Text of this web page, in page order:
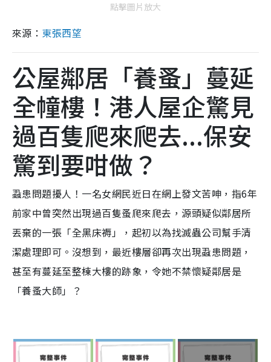
點擊圖片放大
來源： 東張西望
公屋鄰居「養蚤」蔓延
全幢樓！港人屋企驚見
過百隻爬來爬去...保安
驚到要咁做？
蝨患問題擾人！一名女網民近日在網上發文苦呻，指6年
前家中曾突然出現過百隻蚤爬來爬去，源頭疑似鄰居所
丟棄的一張「全黑床褥」，起初以為找滅蟲公司幫手清
潔處理即可。沒想到，最近樓層卻再次出現蝨患問題，
甚至有蔓延至整棟大樓的跡象，令她不禁懷疑鄰居是
「養蚤大師」？